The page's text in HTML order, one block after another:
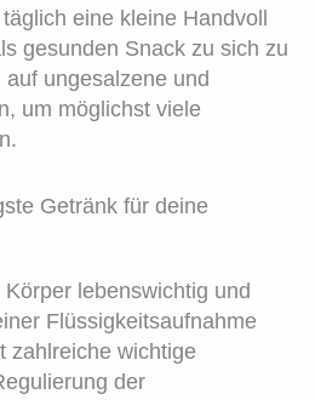
eine kleine Handvoll
gesunden Snack zu sich zu
ungesalzene und
um möglichst viele
Getränk für deine
lebenswichtig und
Flüssigkeitsaufnahme
zahlreiche wichtige
der